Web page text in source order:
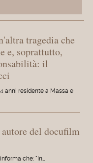
tragedia che
e, soprattutto,
il
anni residente a Massa e
del docufilm
che: "In…